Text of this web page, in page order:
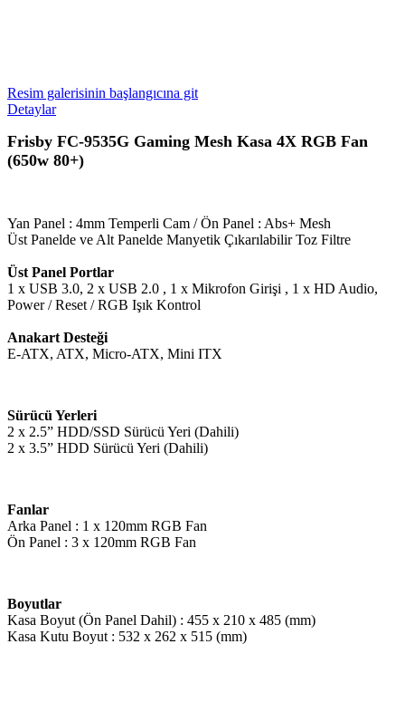
Resim galerisinin başlangıcına git
Detaylar
Frisby FC-9535G Gaming Mesh Kasa 4X RGB Fan
(650w 80+)
Yan Panel : 4mm Temperli Cam / Ön Panel : Abs+ Mesh
Üst Panelde ve Alt Panelde Manyetik Çıkarılabilir Toz Filtre
Üst Panel Portlar
1 x USB 3.0, 2 x USB 2.0 , 1 x Mikrofon Girişi , 1 x HD Audio,
Power / Reset / RGB Işık Kontrol
Anakart Desteği
E-ATX, ATX, Micro-ATX, Mini ITX
Sürücü Yerleri
2 x 2.5” HDD/SSD Sürücü Yeri (Dahili)
2 x 3.5” HDD Sürücü Yeri (Dahili)
Fanlar
Arka Panel : 1 x 120mm RGB Fan
Ön Panel : 3 x 120mm RGB Fan
Boyutlar
Kasa Boyut (Ön Panel Dahil) : 455 x 210 x 485 (mm)
Kasa Kutu Boyut : 532 x 262 x 515 (mm)